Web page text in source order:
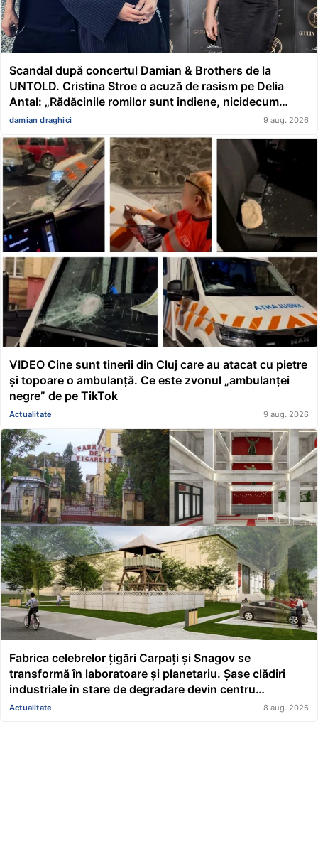
Scandal după concertul Damian & Brothers de la
UNTOLD. Cristina Stroe o acuză de rasism pe Delia
Antal: „Rădăcinile romilor sunt indiene, nicidecum
românești”
damian draghici 9 aug. 2026
VIDEO Cine sunt tinerii din Cluj care au atacat cu pietre
și topoare o ambulanță. Ce este zvonul „ambulanței
negre” de pe TikTok
Actualitate 9 aug. 2026
Fabrica celebrelor țigări Carpați și Snagov se
transformă în laboratoare și planetariu. Șase clădiri
industriale în stare de degradare devin centru
educațional și științific
Actualitate 8 aug. 2026